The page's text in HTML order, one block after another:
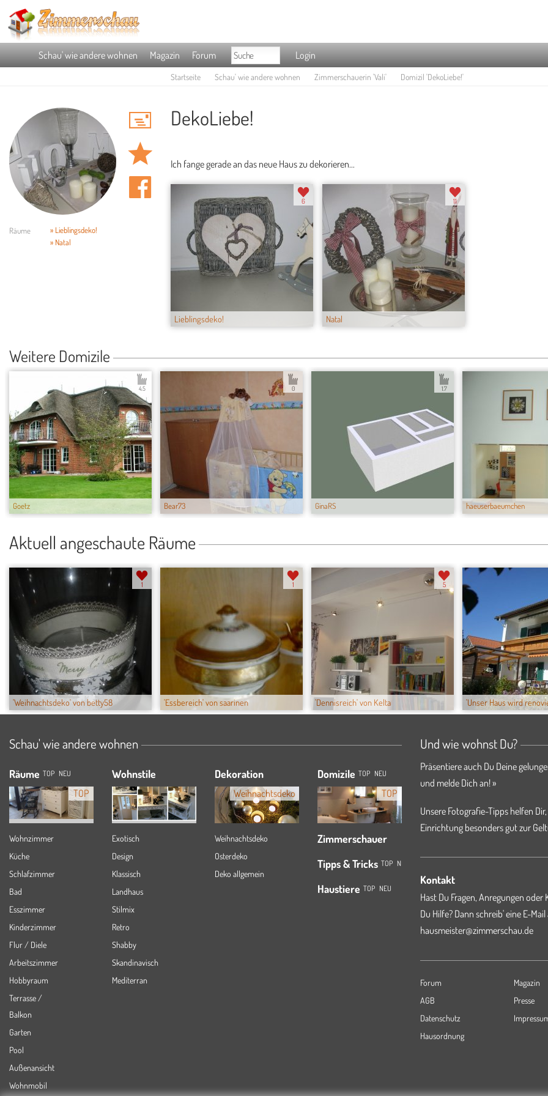
Schau' wie andere wohnen Magazin Forum Login
Startseite Schau' wie andere wohnen Zimmerschauerin 'Vali' Domizil 'DekoLiebe!'
Räume
» Lieblingsdeko!
» Natal
DekoLiebe!
Ich fange gerade an das neue Haus zu dekorieren...
Lieblingsdeko!
6
Natal
11
Weitere Domizile
Goetz
4.5
Bear73
0
GinaRS
1.7
haeuserbaeumchen
Aktuell angeschaute Räume
'Weihnachtsdeko' von betty58
1
'Essbereich' von saarinen
1
'Dennisreich' von Kelta
5
'Unser Haus wird
Schau' wie andere wohnen
Räume TOP NEU
TOP
Wohnzimmer
Küche
Schlafzimmer
Bad
Esszimmer
Kinderzimmer
Flur / Diele
Arbeitszimmer
Hobbyraum
Terrasse /
Balkon
Garten
Pool
Außenansicht
Wohnmobil
Wohnstile
Exotisch
Design
Klassisch
Landhaus
Stilmix
Retro
Shabby
Skandinavisch
Mediterran
Dekoration
Weihnachtsdeko
Weihnachtsdeko
Osterdeko
Deko allgemein
Domizile TOP NEU
TOP
Zimmerschauer
Tipps & Tricks TOP NEU
Haustiere TOP NEU
Und wie wohnst Du?
Präsentiere auch Du Deine
und melde Dich an! »
Unsere Fotografie-Tipps helfen
Einrichtung besonders gut zur
Kontakt
Hast Du Fragen, Anregungen oder
Du Hilfe? Dann schreib' eine E-Mail
hausmeister@zimmerschau.de
Forum
Magazin
AGB
Presse
Datenschutz
Hausordnung